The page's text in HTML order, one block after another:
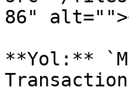
86"
**Yol:**